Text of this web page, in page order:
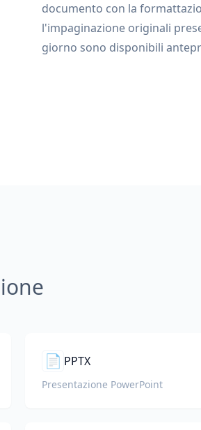
documento con la
l'impaginazione originali
giorno sono disponibili
📄 PPTX
Presentazione PowerPoint